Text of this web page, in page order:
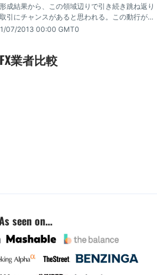
業者比較
成結果から、この領域辺りで引き続き跳ね返り
引にチャンスがあると思われる。この動行がは
待するが、跳ね返りで60 pipそこらの利益とし
07/2013 00:00 GMT0
seen on...